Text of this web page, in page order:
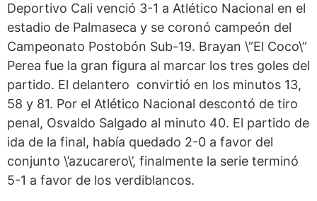
Deportivo Cali venció 3-1 a Atlético Nacional en el
estadio de Palmaseca y se coronó campeón del
Campeonato Postobón Sub-19. Brayan \”El Coco\”
Perea fue la gran figura al marcar los tres goles del
partido. El delantero convirtió en los minutos 13,
58 y 81. Por el Atlético Nacional descontó de tiro
penal, Osvaldo Salgado al minuto 40. El partido de
ida de la final, había quedado 2-0 a favor del
conjunto \’azucarero\’, finalmente la serie terminó
5-1 a favor de los verdiblancos.